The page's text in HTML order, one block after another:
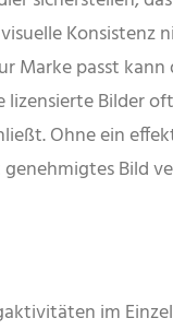
passt
Bilder
Ohne ein
Bild
im